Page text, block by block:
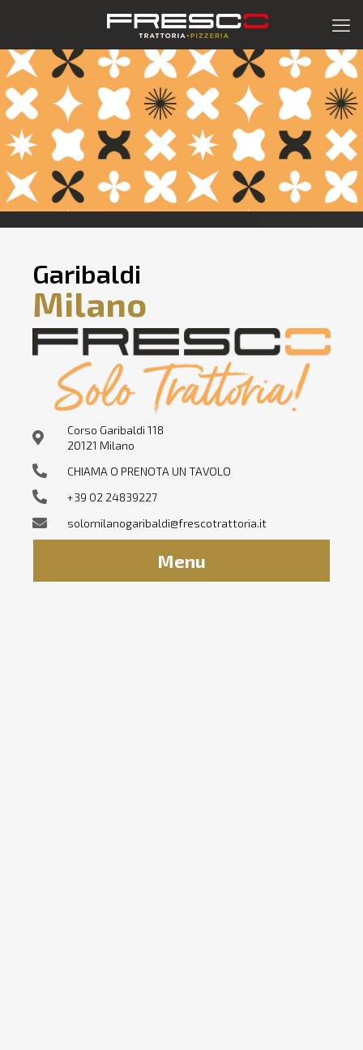
Garibaldi
Milano
Corso Garibaldi 118
20121 Milano
CHIAMA O PRENOTA UN TAVOLO
+39 02 24839227
solomilanogaribaldi@frescotrattoria.it
Menu